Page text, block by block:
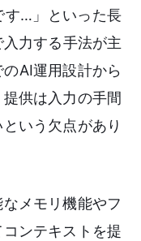
す…」といった長
力する手法が主
AI運用設計から
供は入力の手間
いう欠点があり
メモリ機能やフ
ンテキストを提